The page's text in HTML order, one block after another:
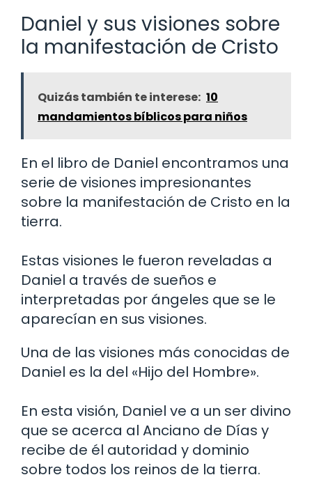
Daniel y sus visiones sobre
la manifestación de Cristo
Quizás también te interese: 10
mandamientos bíblicos para niños
En el libro de Daniel encontramos una
serie de visiones impresionantes
sobre la manifestación de Cristo en la
tierra.
Estas visiones le fueron reveladas a
Daniel a través de sueños e
interpretadas por ángeles que se le
aparecían en sus visiones.
Una de las visiones más conocidas de
Daniel es la del «Hijo del Hombre».
En esta visión, Daniel ve a un ser divino
que se acerca al Anciano de Días y
recibe de él autoridad y dominio
sobre todos los reinos de la tierra.